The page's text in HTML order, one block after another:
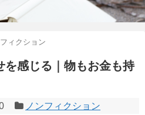
ィクション
を感じる｜物もお金も持
ノンフィクション